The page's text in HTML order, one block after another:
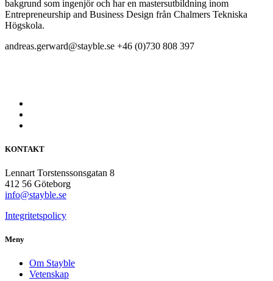
bakgrund som ingenjör och har en mastersutbildning inom
Entrepreneurship and Business Design från Chalmers Tekniska
Högskola.
andreas.gerward@stayble.se +46 (0)730 808 397
KONTAKT
Lennart Torstenssonsgatan 8
412 56 Göteborg
info@stayble.se
Integritetspolicy
Meny
Om Stayble
Vetenskap